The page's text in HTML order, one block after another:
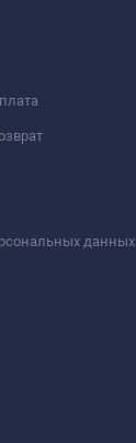
данных